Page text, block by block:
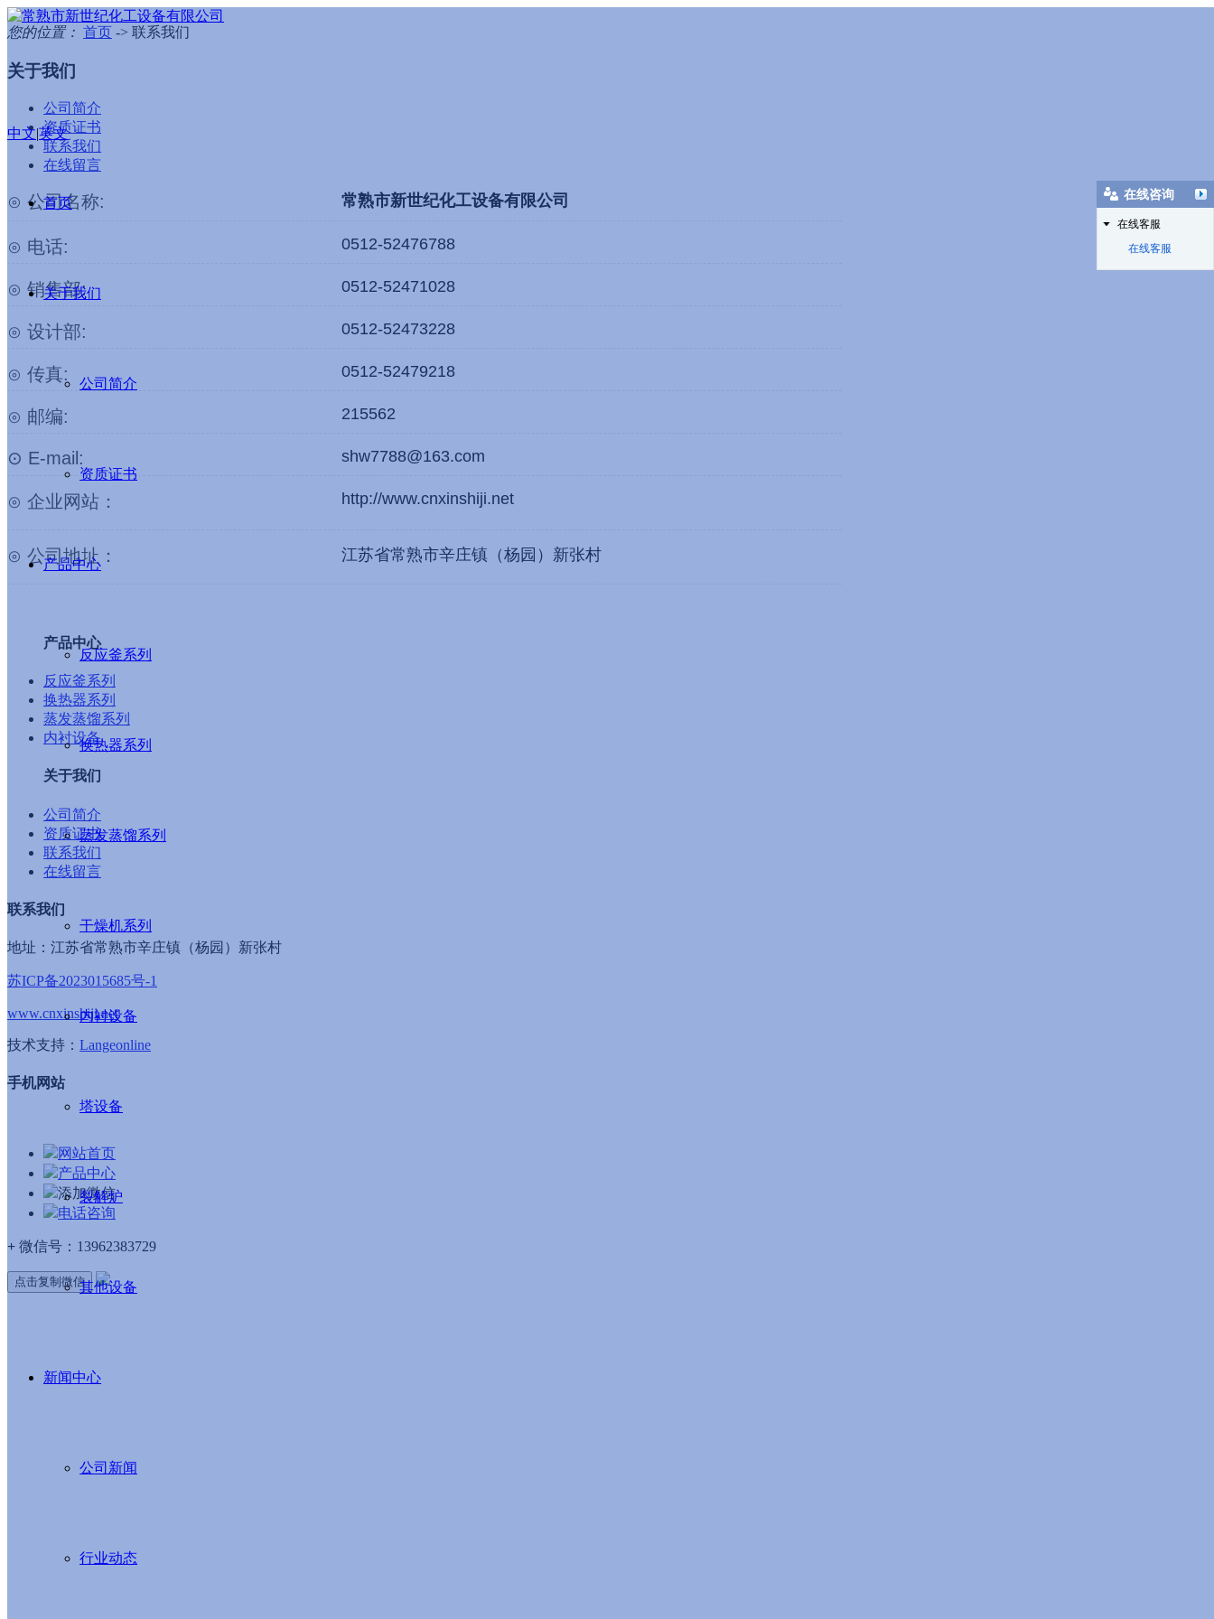
中文|英文
首页
关于我们
公司简介
资质证书
产品中心
反应釜系列
换热器系列
蒸发蒸馏系列
干燥机系列
内衬设备
塔设备
裂解炉
其他设备
新闻中心
公司新闻
行业动态
您的位置： 首页 -> 联系我们
关于我们
公司简介
资质证书
联系我们
在线留言
⊙ 公司名称: 常熟市新世纪化工设备有限公司
⊙ 电话: 0512-52476788
⊙ 销售部: 0512-52471028
⊙ 设计部: 0512-52473228
⊙ 传真: 0512-52479218
⊙ 邮编: 215562
⊙ E-mail: shw7788@163.com
⊙ 企业网站： http://www.cnxinshiji.net
⊙ 公司地址： 江苏省常熟市辛庄镇（杨园）新张村
产品中心
反应釜系列
换热器系列
蒸发蒸馏系列
内衬设备
关于我们
公司简介
资质证书
联系我们
在线留言
联系我们
地址：江苏省常熟市辛庄镇（杨园）新张村
苏ICP备2023015685号-1
www.cnxinshiji.net
技术支持： Langeonline
手机网站
网站首页
产品中心
添加微信
电话咨询
+ 微信号： 13962383729
点击复制微信
在线咨询
在线客服
在线客服